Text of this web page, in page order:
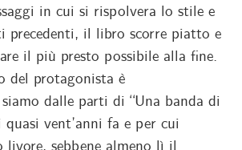
in cui si rispolvera lo stile e
precedenti, il libro scorre piatto e
il più presto possibile alla fine.
del protagonista è
dalle parti di “Una banda di
quasi vent’anni fa e per cui